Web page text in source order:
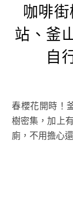
咖啡
站、釜
自
春櫻花開時！釜山賞櫻景點推薦！ 「溫泉川咖啡街」的櫻花
樹密集，加上
廁，不用擔心